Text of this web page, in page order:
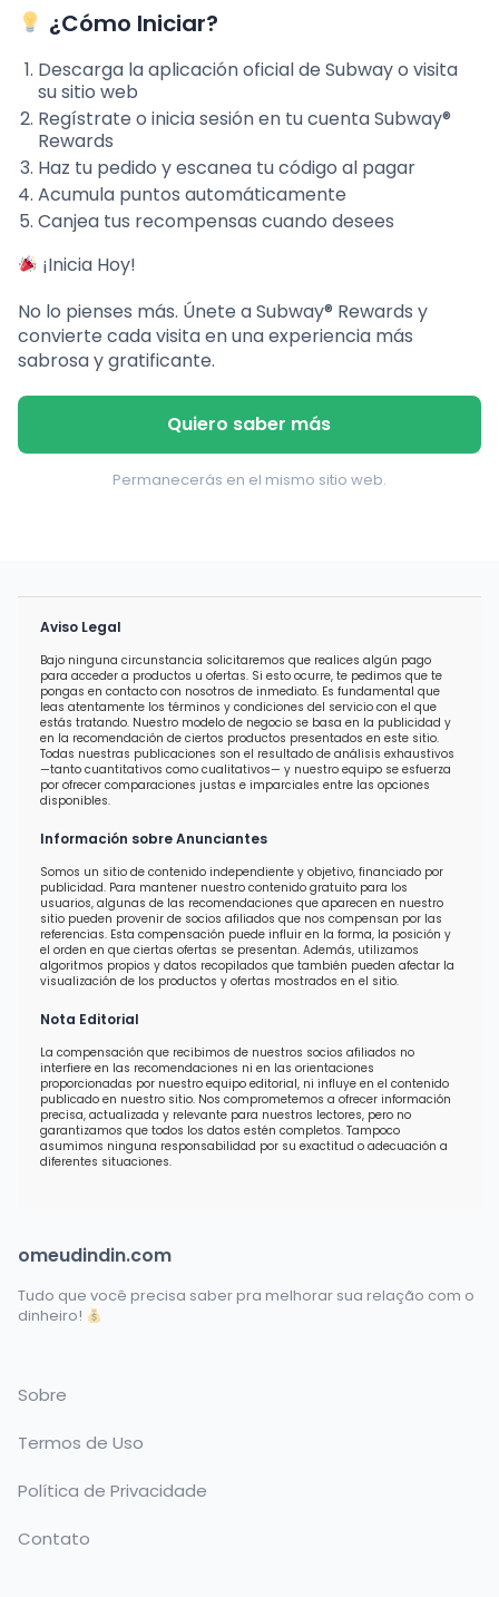
¿Cómo Iniciar?
Descarga la aplicación oficial de Subway o visita
su sitio web
Regístrate o inicia sesión en tu cuenta Subway®
Rewards
Haz tu pedido y escanea tu código al pagar
Acumula puntos automáticamente
Canjea tus recompensas cuando desees
¡Inicia Hoy!
No lo pienses más. Únete a Subway® Rewards y
convierte cada visita en una experiencia más
sabrosa y gratificante.
Quiero saber más
Permanecerás en el mismo sitio web.
Aviso Legal
Bajo ninguna circunstancia solicitaremos que realices algún pago
para acceder a productos u ofertas. Si esto ocurre, te pedimos que te
pongas en contacto con nosotros de inmediato. Es fundamental que
leas atentamente los términos y condiciones del servicio con el que
estás tratando. Nuestro modelo de negocio se basa en la publicidad y
en la recomendación de ciertos productos presentados en este sitio.
Todas nuestras publicaciones son el resultado de análisis exhaustivos
—tanto cuantitativos como cualitativos— y nuestro equipo se esfuerza
por ofrecer comparaciones justas e imparciales entre las opciones
disponibles.
Información sobre Anunciantes
Somos un sitio de contenido independiente y objetivo, financiado por
publicidad. Para mantener nuestro contenido gratuito para los
usuarios, algunas de las recomendaciones que aparecen en nuestro
sitio pueden provenir de socios afiliados que nos compensan por las
referencias. Esta compensación puede influir en la forma, la posición y
el orden en que ciertas ofertas se presentan. Además, utilizamos
algoritmos propios y datos recopilados que también pueden afectar la
visualización de los productos y ofertas mostrados en el sitio.
Nota Editorial
La compensación que recibimos de nuestros socios afiliados no
interfiere en las recomendaciones ni en las orientaciones
proporcionadas por nuestro equipo editorial, ni influye en el contenido
publicado en nuestro sitio. Nos comprometemos a ofrecer información
precisa, actualizada y relevante para nuestros lectores, pero no
garantizamos que todos los datos estén completos. Tampoco
asumimos ninguna responsabilidad por su exactitud o adecuación a
diferentes situaciones.
omeudindin.com
Tudo que você precisa saber pra melhorar sua relação com o
dinheiro!
Sobre
Termos de Uso
Política de Privacidade
Contato